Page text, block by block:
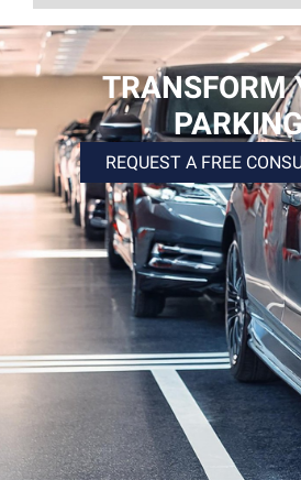
TRANSFORM
REQUEST A FREE